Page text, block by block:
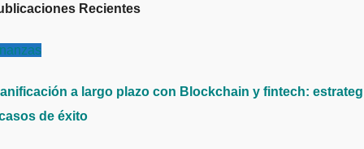
Recientes
a largo plazo con Blockchain y fintech:
de éxito